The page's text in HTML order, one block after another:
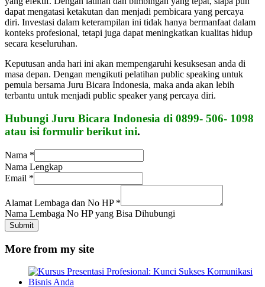
dapat mengatasi ketakutan dan menjadi pembicara yang percaya
diri. Investasi dalam keterampilan ini tidak hanya bermanfaat dalam
konteks profesional, tetapi juga dapat meningkatkan kualitas hidup
secara keseluruhan.
Keputusan anda hari ini akan mempengaruhi kesuksesan anda di
masa depan. Dengan mengikuti pelatihan public speaking untuk
pemula bersama Juru Bicara Indonesia, maka anda akan lebih
terbantu untuk menjadi public speaker yang percaya diri.
Hubungi Juru Bicara Indonesia di 0899- 506- 1098
atau isi formulir berikut ini.
Nama *
Nama Lengkap
Email *
Alamat Lembaga dan No HP *
Nama Lembaga No HP yang Bisa Dihubungi
Submit
More from my site